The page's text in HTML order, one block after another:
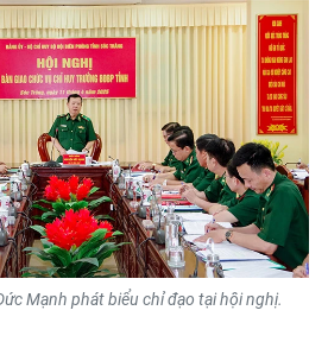
Mạnh phát biểu chỉ đạo tại hội nghị.